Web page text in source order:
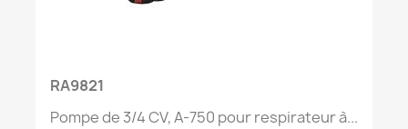
RA9821
Pompe de 3/4 CV, A-750 pour respirateur à...